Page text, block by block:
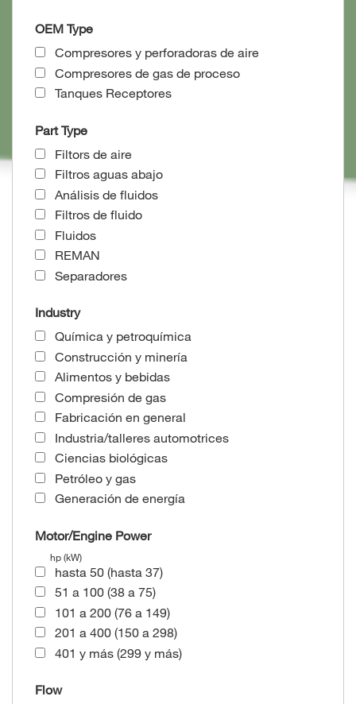
OEM Type
Compresores y perforadoras de aire
Compresores de gas de proceso
Tanques Receptores
Part Type
Filtors de aire
Filtros aguas abajo
Análisis de fluidos
Filtros de fluido
Fluidos
REMAN
Separadores
Industry
Química y petroquímica
Construcción y minería
Alimentos y bebidas
Compresión de gas
Fabricación en general
Industria/talleres automotrices
Ciencias biológicas
Petróleo y gas
Generación de energía
Motor/Engine Power
hp (kW)
hasta 50 (hasta 37)
51 a 100 (38 a 75)
101 a 200 (76 a 149)
201 a 400 (150 a 298)
401 y más (299 y más)
Flow